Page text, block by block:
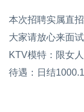
本次招聘实属直
大家请放心来面
KTV模特：限女
待遇：日结